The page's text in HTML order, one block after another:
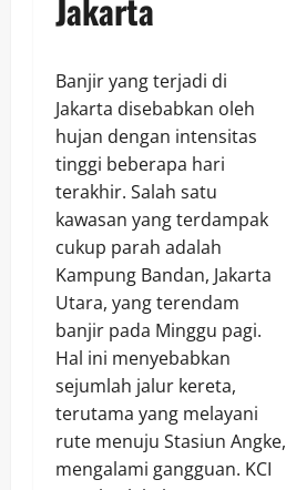
Jakarta
Banjir yang terjadi di
Jakarta disebabkan oleh
hujan dengan intensitas
tinggi beberapa hari
terakhir. Salah satu
kawasan yang terdampak
cukup parah adalah
Kampung Bandan, Jakarta
Utara, yang terendam
banjir pada Minggu pagi.
Hal ini menyebabkan
sejumlah jalur kereta,
terutama yang melayani
rute menuju Stasiun Angke,
mengalami gangguan. KCI